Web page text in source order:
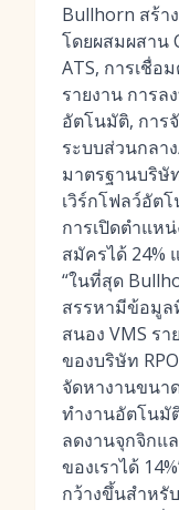
Bullhorn สร้า
โดยผสมผสาน
ATS, การเชื่อ
รายงาน การล
อัตโนมัติ, การ
ระบบส่วนกลา
มาตรฐานบริษั
เวิร์กโฟลว์อัต
การเปิดตำแห
สมัครได้ 24%
“ในที่สุด
สรรหามีข้อมูล
สนอง VMS รา
ของบริษัท
จัดหางานขนา
ทำงานอัตโนมั
ลดงานจุกจิกแ
ของเราได้
กว้างขึ้นสำหรั